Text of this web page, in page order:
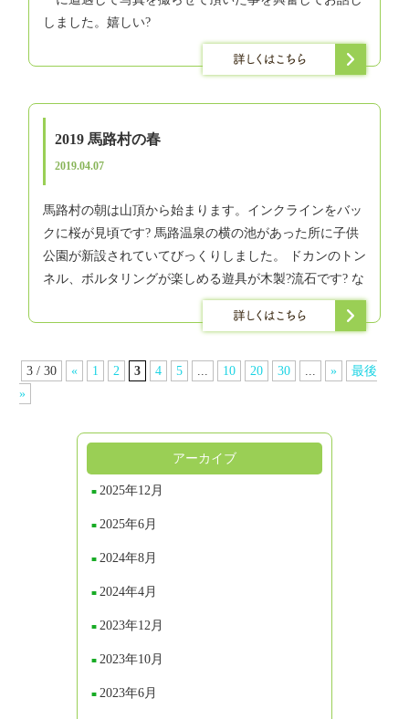
しました。嬉しい?
2019 馬路村の春
2019.04.07
馬路村の朝は山頂から始まります。インクラインをバッ
クに桜が見頃です? 馬路温泉の横の池があった所に子供
公園が新設されていてびっくりしました。 ドカンのトン
ネル、ボルタリングが楽しめる遊具が木製?流石です? な
3 / 30 « 1 2 3 4 5 ... 10 20 30 ... »
最後
»
アーカイブ
2025年12月
2025年6月
2024年8月
2024年4月
2023年12月
2023年10月
2023年6月